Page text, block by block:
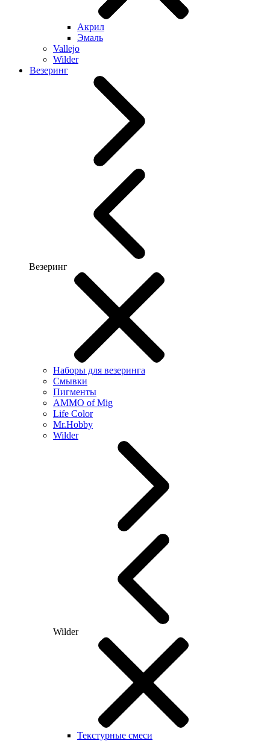
Акрил
Эмаль
Vallejo
Wilder
Везеринг
Везеринг
Наборы для везеринга
Смывки
Пигменты
AMMO of Mig
Life Color
Mr.Hobby
Wilder
Wilder
Текстурные смеси